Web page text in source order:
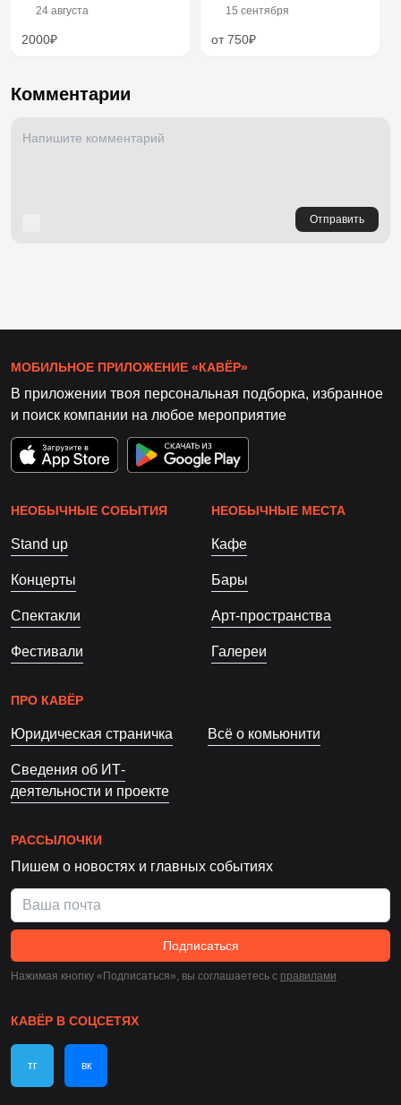
24 августа
2000₽
15 сентября
от 750₽
Комментарии
Отправить
МОБИЛЬНОЕ ПРИЛОЖЕНИЕ «КАВЁР»
В приложении твоя персональная подборка, избранное
и поиск компании на любое мероприятие
НЕОБЫЧНЫЕ СОБЫТИЯ
Stand up
Концерты
Спектакли
Фестивали
НЕОБЫЧНЫЕ МЕСТА
Кафе
Бары
Арт-пространства
Галереи
ПРО КАВЁР
Юридическая страничка Всё о комьюнити
Сведения об ИТ-
деятельности и проекте
РАССЫЛОЧКИ
Пишем о новостях и главных событиях
Подписаться
Нажимая кнопку «Подписаться», вы соглашаетесь c правилами
КАВЁР В СОЦСЕТЯХ
тг вк